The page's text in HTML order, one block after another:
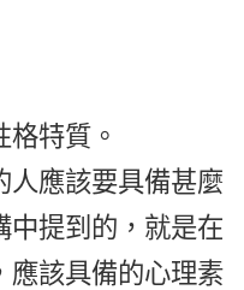
特質。
人應該要具備甚麼
中提到的，就是在
應該具備的心理素